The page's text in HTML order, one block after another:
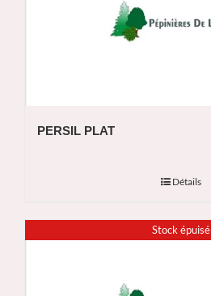
PERSIL PLAT
Détails
Stock épuisé